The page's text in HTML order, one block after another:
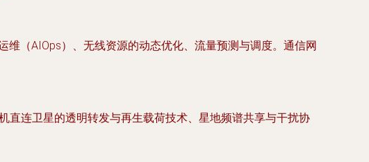
维（AIOps）、无线资源的动态优化、流量预测与调度。通信网
直连卫星的透明转发与再生载荷技术、星地频谱共享与干扰协